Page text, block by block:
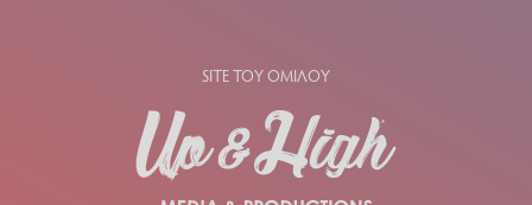
SITE ΤΟΥ ΟΜΙΛΟΥ